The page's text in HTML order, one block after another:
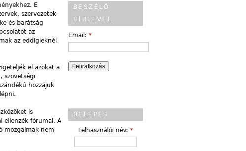
E
szervezetek
és barátság
az
az eddigieknél
el azokat a
szövetségi
hozzájuk
is
ellenzék fórumai. A
mozgalmak nem
BESZÉLŐ
HÍRLEVÉL
Email: *
BELÉPÉS
Felhasználói név: *